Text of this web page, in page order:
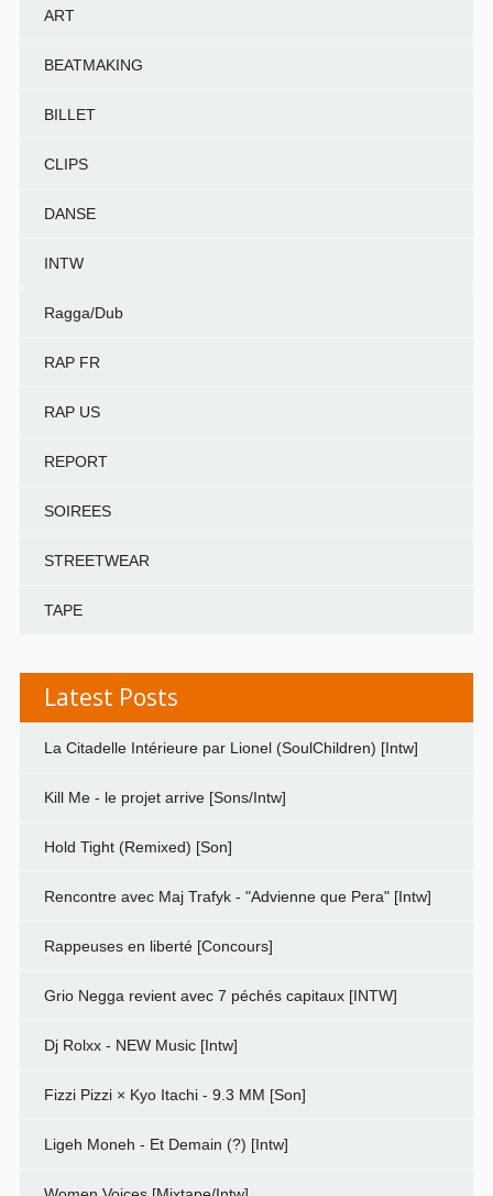
ART
BEATMAKING
BILLET
CLIPS
DANSE
INTW
Ragga/Dub
RAP FR
RAP US
REPORT
SOIREES
STREETWEAR
TAPE
Latest Posts
La Citadelle Intérieure par Lionel (SoulChildren) [Intw]
Kill Me - le projet arrive [Sons/Intw]
Hold Tight (Remixed) [Son]
Rencontre avec Maj Trafyk - "Advienne que Pera" [Intw]
Rappeuses en liberté [Concours]
Grio Negga revient avec 7 péchés capitaux [INTW]
Dj Rolxx - NEW Music [Intw]
Fizzi Pizzi × Kyo Itachi - 9.3 MM [Son]
Ligeh Moneh - Et Demain (?) [Intw]